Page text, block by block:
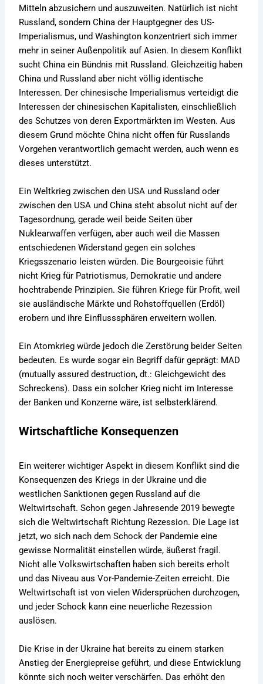
Mitteln abzusichern und auszuweiten. Natürlich ist nicht
Russland, sondern China der Hauptgegner des US-
Imperialismus, und Washington konzentriert sich immer
mehr in seiner Außenpolitik auf Asien. In diesem Konflikt
sucht China ein Bündnis mit Russland. Gleichzeitig haben
China und Russland aber nicht völlig identische
Interessen. Der chinesische Imperialismus verteidigt die
Interessen der chinesischen Kapitalisten, einschließlich
des Schutzes von deren Exportmärkten im Westen. Aus
diesem Grund möchte China nicht offen für Russlands
Vorgehen verantwortlich gemacht werden, auch wenn es
dieses unterstützt.
Ein Weltkrieg zwischen den USA und Russland oder
zwischen den USA und China steht absolut nicht auf der
Tagesordnung, gerade weil beide Seiten über
Nuklearwaffen verfügen, aber auch weil die Massen
entschiedenen Widerstand gegen ein solches
Kriegsszenario leisten würden. Die Bourgeoisie führt
nicht Krieg für Patriotismus, Demokratie und andere
hochtrabende Prinzipien. Sie führen Kriege für Profit, weil
sie ausländische Märkte und Rohstoffquellen (Erdöl)
erobern und ihre Einflusssphären erweitern wollen.
Ein Atomkrieg würde jedoch die Zerstörung beider Seiten
bedeuten. Es wurde sogar ein Begriff dafür geprägt: MAD
(mutually assured destruction, dt.: Gleichgewicht des
Schreckens). Dass ein solcher Krieg nicht im Interesse
der Banken und Konzerne wäre, ist selbsterklärend.
Wirtschaftliche Konsequenzen
Ein weiterer wichtiger Aspekt in diesem Konflikt sind die
Konsequenzen des Kriegs in der Ukraine und die
westlichen Sanktionen gegen Russland auf die
Weltwirtschaft. Schon gegen Jahresende 2019 bewegte
sich die Weltwirtschaft Richtung Rezession. Die Lage ist
jetzt, wo sich nach dem Schock der Pandemie eine
gewisse Normalität einstellen würde, äußerst fragil.
Nicht alle Volkswirtschaften haben sich bereits erholt
und das Niveau aus Vor-Pandemie-Zeiten erreicht. Die
Weltwirtschaft ist von vielen Widersprüchen durchzogen,
und jeder Schock kann eine neuerliche Rezession
auslösen.
Die Krise in der Ukraine hat bereits zu einem starken
Anstieg der Energiepreise geführt, und diese Entwicklung
könnte sich noch weiter verschärfen. Das erhöht den